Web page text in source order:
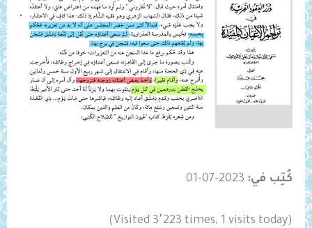
كُتِب في: 2023-07-01
(Visited 3٬223 times, 1 visits today)